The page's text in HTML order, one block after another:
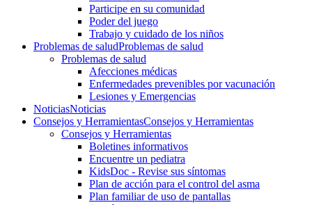
Participe en su comunidad
Poder del juego
Trabajo y cuidado de los niños
Problemas de saludProblemas de salud
Problemas de salud
Afecciones médicas
Enfermedades prevenibles por vacunación
Lesiones y Emergencias
NoticiasNoticias
Consejos y HerramientasConsejos y Herramientas
Consejos y Herramientas
Boletines informativos
Encuentre un pediatra
KidsDoc - Revise sus síntomas
Plan de acción para el control del asma
Plan familiar de uso de pantallas